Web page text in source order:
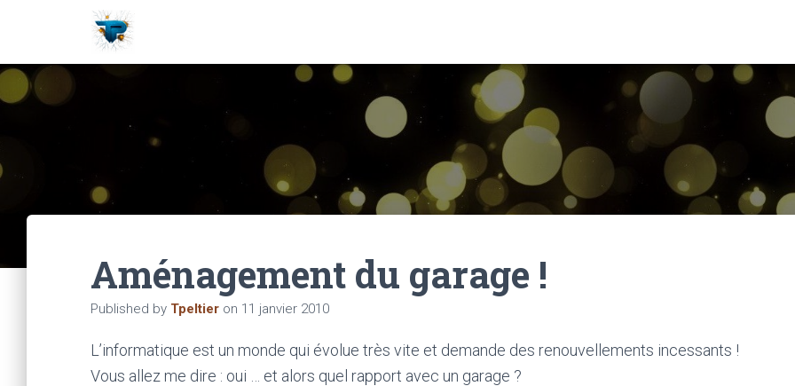
Aménagement du garage !
Published by Tpeltier on 11 janvier 2010
L’informatique est un monde qui évolue très vite et demande des renouvellements incessants !
Vous allez me dire : oui … et alors quel rapport avec un garage ?